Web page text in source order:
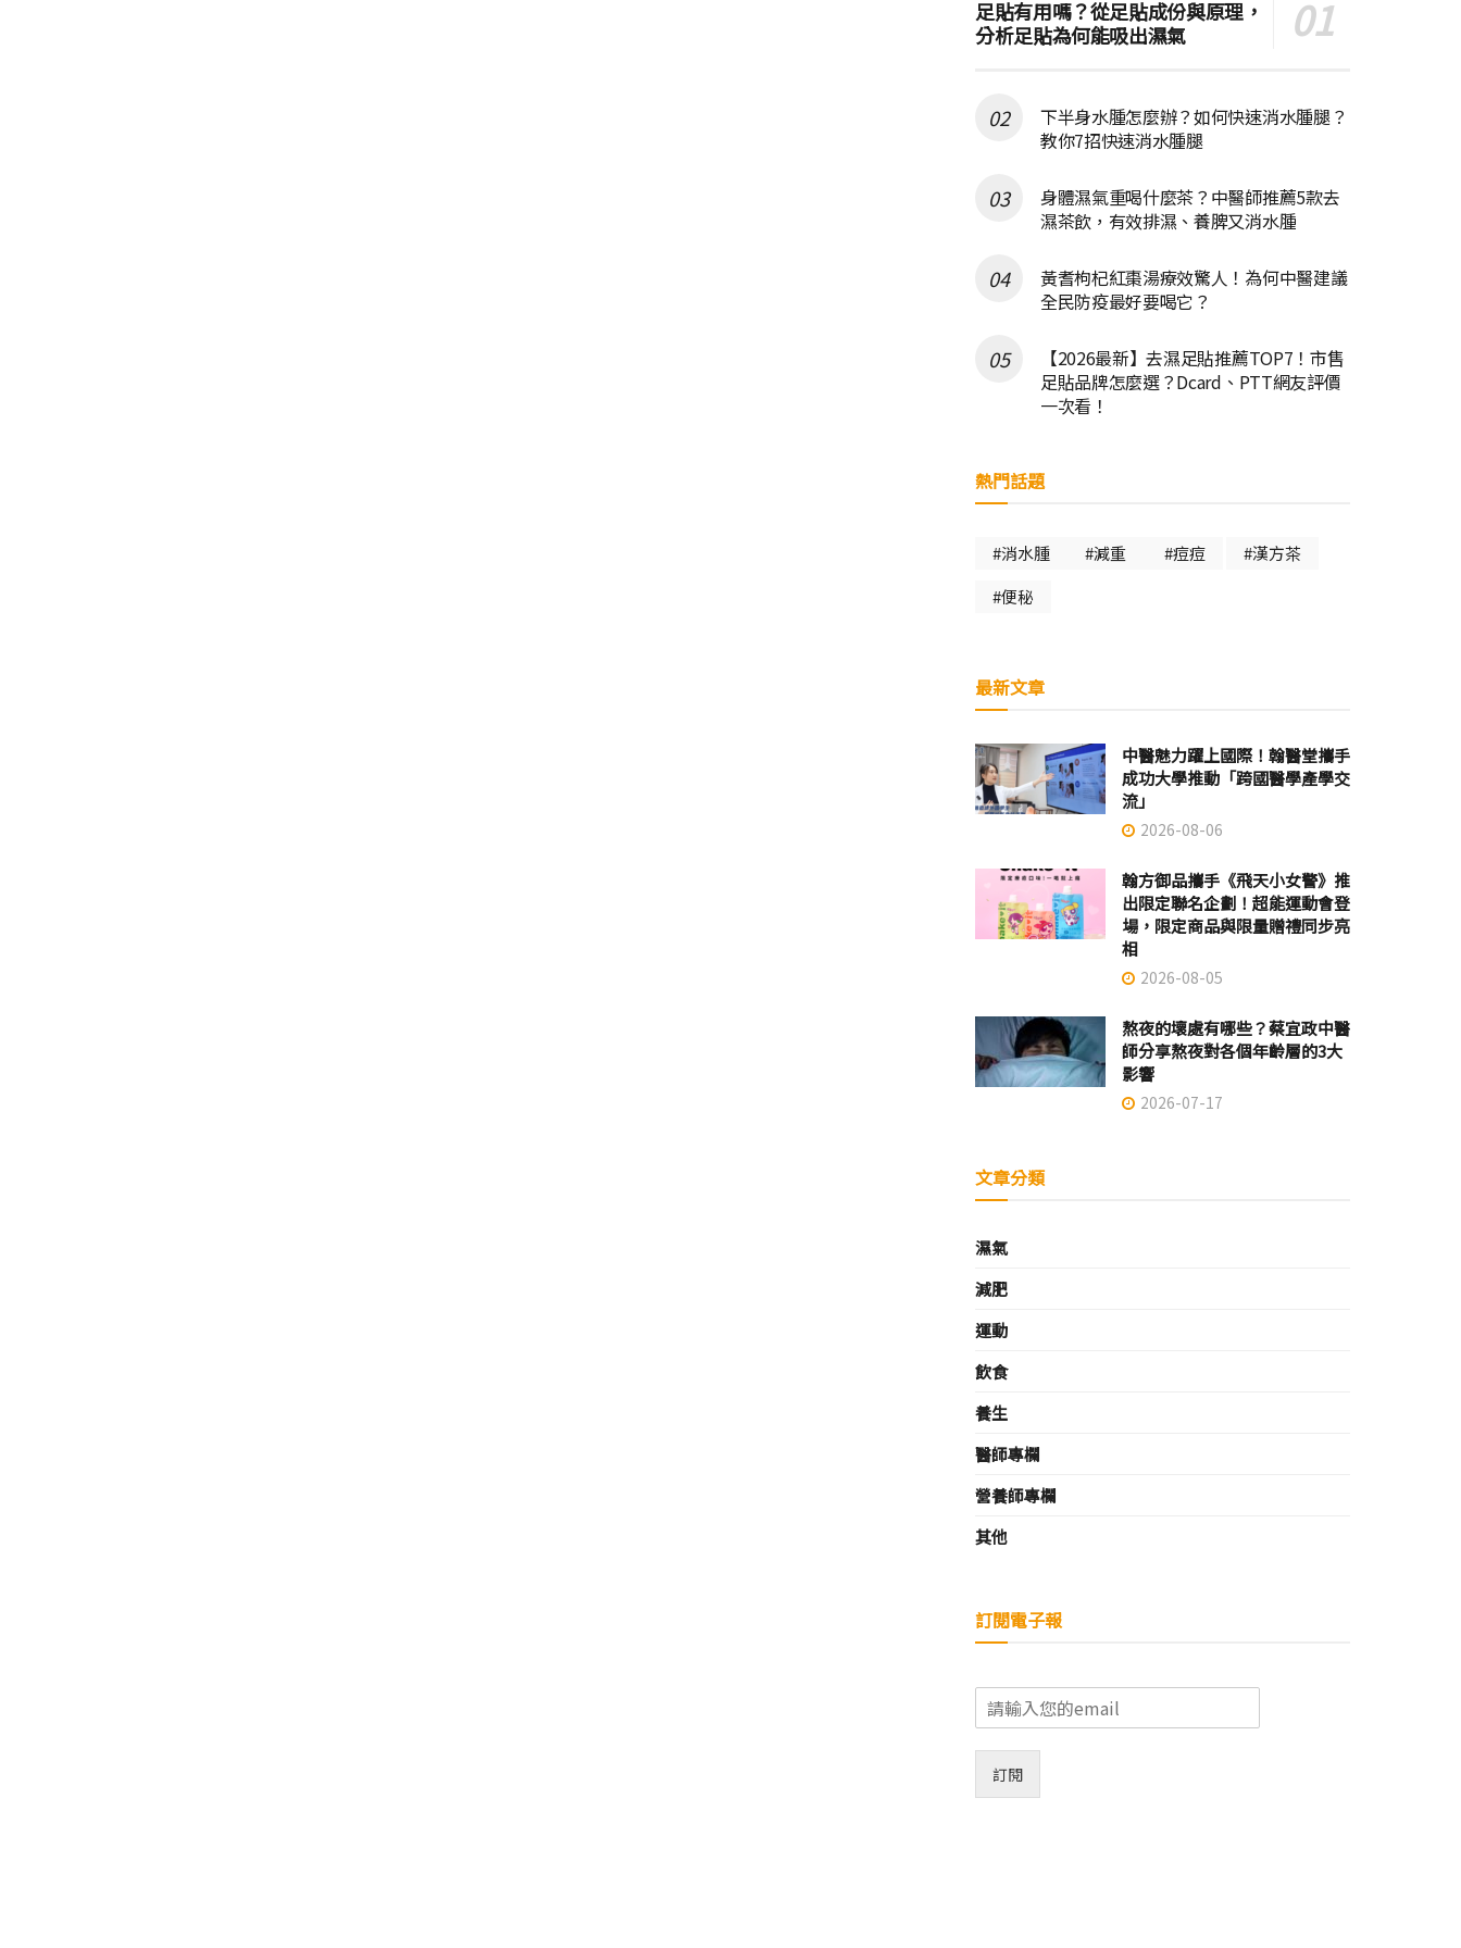
足貼有用嗎？從足貼成份與原理，
分析足貼為何能吸出濕氣
下半身水腫怎麼辦？如何快速消水腫腿？
教你7招快速消水腫腿
身體濕氣重喝什麼茶？中醫師推薦5款去
濕茶飲，有效排濕、養脾又消水腫
黃耆枸杞紅棗湯療效驚人！為何中醫建議
全民防疫最好要喝它？
【2026最新】去濕足貼推薦TOP7！市售
足貼品牌怎麼選？Dcard、PTT網友評價
一次看！
熱門話題
#消水腫 #減重 #痘痘
#漢方茶
#便秘
最新文章
中醫魅力躍上國際！翰醫堂攜手
成功大學推動「跨國醫學產學交
流」
2026-08-06
翰方御品攜手《飛天小女警》推
出限定聯名企劃！超能運動會登
場，限定商品與限量贈禮同步亮
相
2026-08-05
熬夜的壞處有哪些？蔡宜政中醫
師分享熬夜對各個年齡層的3大
影響
2026-07-17
文章分類
濕氣
減肥
運動
飲食
養生
醫師專欄
營養師專欄
其他
訂閱電子報
E
m
*
訂閱